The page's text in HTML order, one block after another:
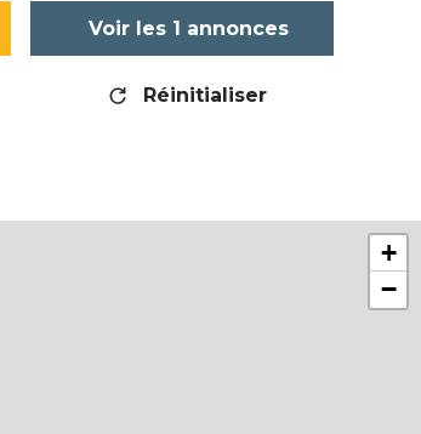
Voir les 1 annonces
Réinitialiser
+
−